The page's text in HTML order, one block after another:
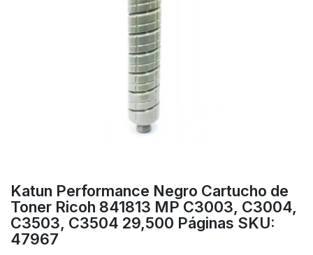
Katun Performance Negro Cartucho de
Toner Ricoh 841813 MP C3003, C3004,
C3503, C3504 29,500 Páginas SKU:
47967